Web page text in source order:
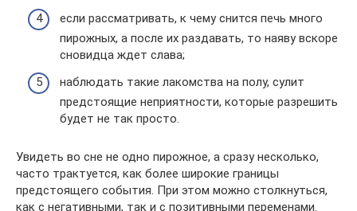
если рассматривать, к чему снится печь много
пирожных, а после их раздавать, то наяву вскоре
сновидца ждет слава;
наблюдать такие лакомства на полу, сулит
предстоящие неприятности, которые разрешить
будет не так просто.
Увидеть во сне не одно пирожное, а сразу несколько,
часто трактуется, как более широкие границы
предстоящего события. При этом можно столкнуться,
как с негативными, так и с позитивными переменами.